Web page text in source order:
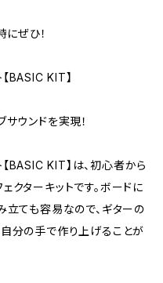
にぜひ！
BASIC KIT】
ウンドを実現！
BASIC KIT】は、初心者から
クターキットです。ボードに
立ても容易なので、ギターの
分の手で作り上げることが